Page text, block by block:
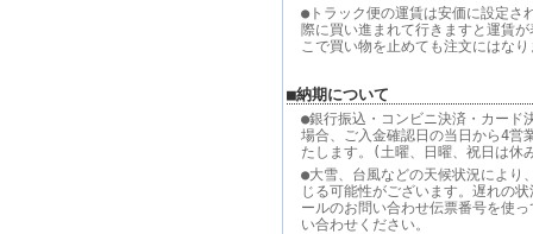
●トラック便の運賃は安価に設定さ
際に買い進まれて行きますと運賃
こで買い物を止めても注文にはな
■納期について
●銀行振込・コンビニ決済・カード
場合、ご入金確認日の当日から4営
たします。(土曜、日曜、祝日は休
●大雪、台風などの天候状況により
じる可能性がございます。遅れの
ールのお問い合わせ伝票番号を使
い合わせください。